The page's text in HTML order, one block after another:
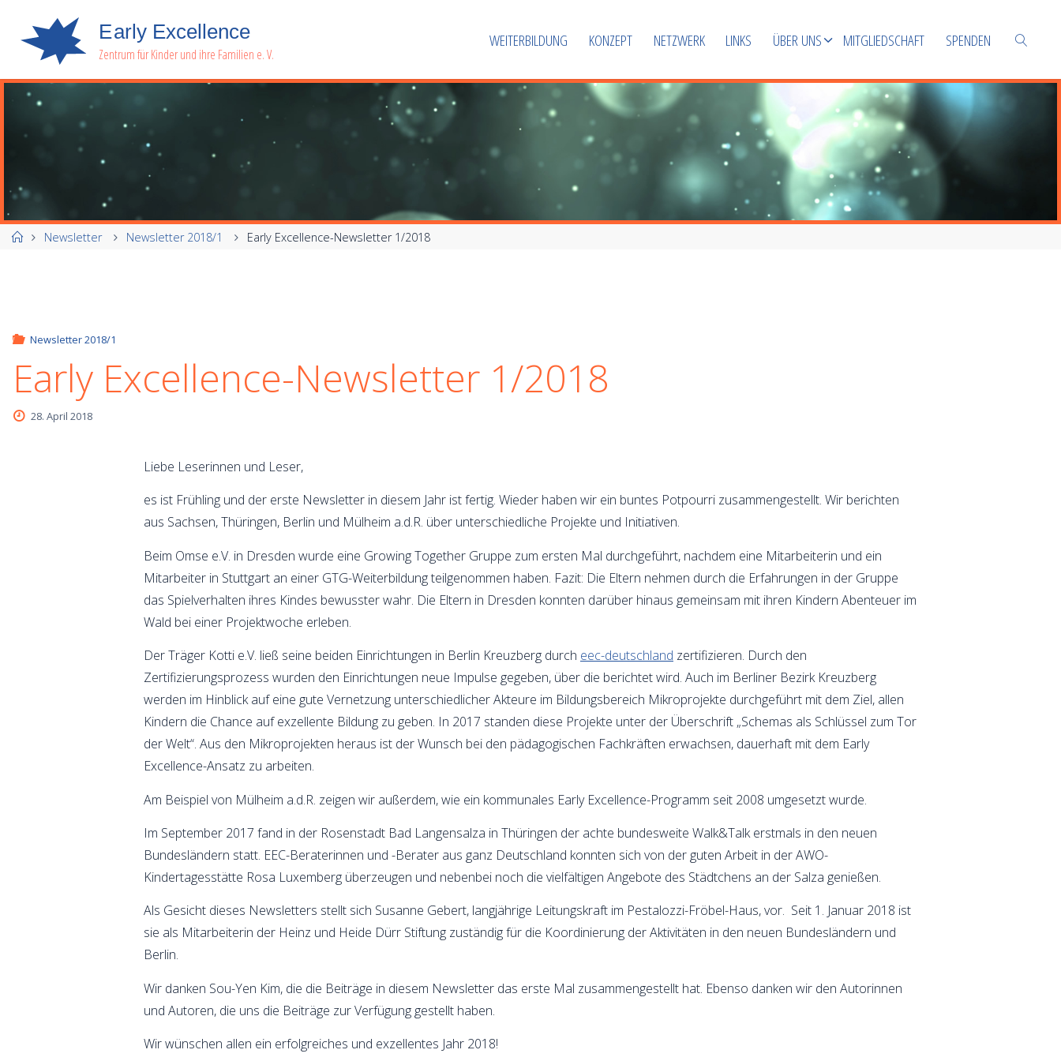
Ear ly Exce ence
Zentrum für Kinder und ihre Familien e. V.
WEITERBILDUNG KONZEPT NETZWERK LINKS ÜBER UNS MITGLIEDSCHAFT SPENDEN
SUCHEN
StartNewsletter Newsletter 2018/1 Early Excellence-Newsletter 1/2018
Newsletter 2018/1
Early Excellence-Newsletter 1/2018
28. April 2018
Liebe Leserinnen und Leser,
es ist Frühling und der erste Newsletter in diesem Jahr ist fertig. Wieder haben wir ein buntes Potpourri zusammengestellt. Wir berichten
aus Sachsen, Thüringen, Berlin und Mülheim a.d.R. über unterschiedliche Projekte und Initiativen.
Beim Omse e.V. in Dresden wurde eine Growing Together Gruppe zum ersten Mal durchgeführt, nachdem eine Mitarbeiterin und ein
Mitarbeiter in Stuttgart an einer GTG-Weiterbildung teilgenommen haben. Fazit: Die Eltern nehmen durch die Erfahrungen in der Gruppe
das Spielverhalten ihres Kindes bewusster wahr. Die Eltern in Dresden konnten darüber hinaus gemeinsam mit ihren Kindern Abenteuer im
Wald bei einer Projektwoche erleben.
Der Träger Kotti e.V. ließ seine beiden Einrichtungen in Berlin Kreuzberg durch eec-deutschland zertifizieren. Durch den
Zertifizierungsprozess wurden den Einrichtungen neue Impulse gegeben, über die berichtet wird. Auch im Berliner Bezirk Kreuzberg
werden im Hinblick auf eine gute Vernetzung unterschiedlicher Akteure im Bildungsbereich Mikroprojekte durchgeführt mit dem Ziel, allen
Kindern die Chance auf exzellente Bildung zu geben. In 2017 standen diese Projekte unter der Überschrift „Schemas als Schlüssel zum Tor
der Welt“. Aus den Mikroprojekten heraus ist der Wunsch bei den pädagogischen Fachkräften erwachsen, dauerhaft mit dem Early
Excellence-Ansatz zu arbeiten.
Am Beispiel von Mülheim a.d.R. zeigen wir außerdem, wie ein kommunales Early Excellence-Programm seit 2008 umgesetzt wurde.
Im September 2017 fand in der Rosenstadt Bad Langensalza in Thüringen der achte bundesweite Walk&Talk erstmals in den neuen
Bundesländern statt. EEC-Beraterinnen und -Berater aus ganz Deutschland konnten sich von der guten Arbeit in der AWO-
Kindertagesstätte Rosa Luxemberg überzeugen und nebenbei noch die vielfältigen Angebote des Städtchens an der Salza genießen.
Als Gesicht dieses Newsletters stellt sich Susanne Gebert, langjährige Leitungskraft im Pestalozzi-Fröbel-Haus, vor. Seit 1. Januar 2018 ist
sie als Mitarbeiterin der Heinz und Heide Dürr Stiftung zuständig für die Koordinierung der Aktivitäten in den neuen Bundesländern und
Berlin.
Wir danken Sou-Yen Kim, die die Beiträge in diesem Newsletter das erste Mal zusammengestellt hat. Ebenso danken wir den Autorinnen
und Autoren, die uns die Beiträge zur Verfügung gestellt haben.
Wir wünschen allen ein erfolgreiches und exzellentes Jahr 2018!